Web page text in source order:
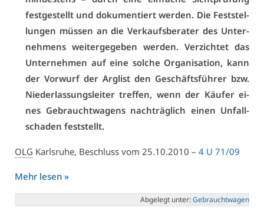
fest­ge­stellt und do­ku­men­tiert wer­den. Die Fest­stel­
lun­gen müs­sen an die Ver­kaufs­be­ra­ter des Un­ter­
neh­mens wei­ter­ge­ge­ben wer­den. Ver­zich­tet das
Un­ter­neh­men auf ei­ne sol­che Or­ga­ni­sa­ti­on, kann
der Vor­wurf der Arg­list den Ge­schäfts­füh­rer bzw.
Nie­der­las­sungs­lei­ter tref­fen, wenn der Käu­fer ei­
nes Ge­braucht­wa­gens nach­träg­lich ei­nen Un­fall­
scha­den fest­stellt.
OLG Karls­ru­he, Be­schluss vom 25.10.2010 – 4 U 71/09
Mehr le­sen »
Ab­ge­legt un­ter:Ge­braucht­wa­gen